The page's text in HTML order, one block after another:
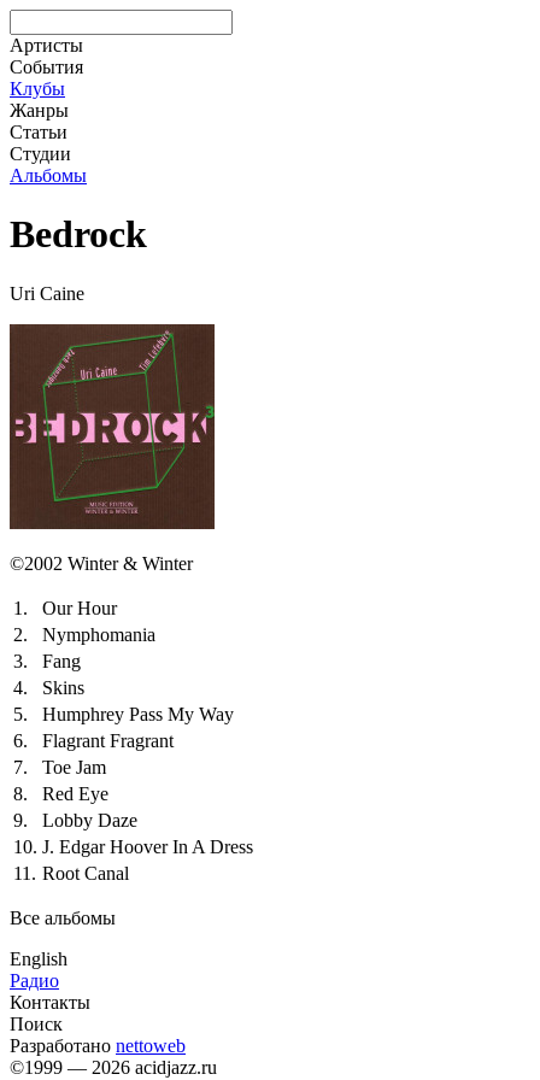
Артисты
События
Клубы
Жанры
Статьи
Студии
Альбомы
Bedrock
Uri Caine
©2002 Winter & Winter
1.
Our Hour
2.
Nymphomania
3.
Fang
4.
Skins
5.
Humphrey Pass My Way
6.
Flagrant Fragrant
7.
Toe Jam
8.
Red Eye
9.
Lobby Daze
10. J. Edgar Hoover In A Dress
11. Root Canal
Все альбомы
English
Радио
Контакты
Поиск
Разработано nettoweb
©1999 — 2026 acidjazz.ru